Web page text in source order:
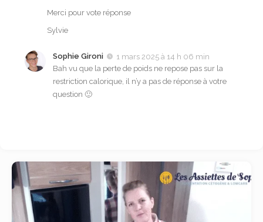
Merci pour vote réponse
Sylvie
Sophie Gironi
1 mars 2025 à 14 h 06 min
Bah vu que la perte de poids ne repose pas sur la
restriction calorique, il n’y a pas de réponse à votre
question 🙂